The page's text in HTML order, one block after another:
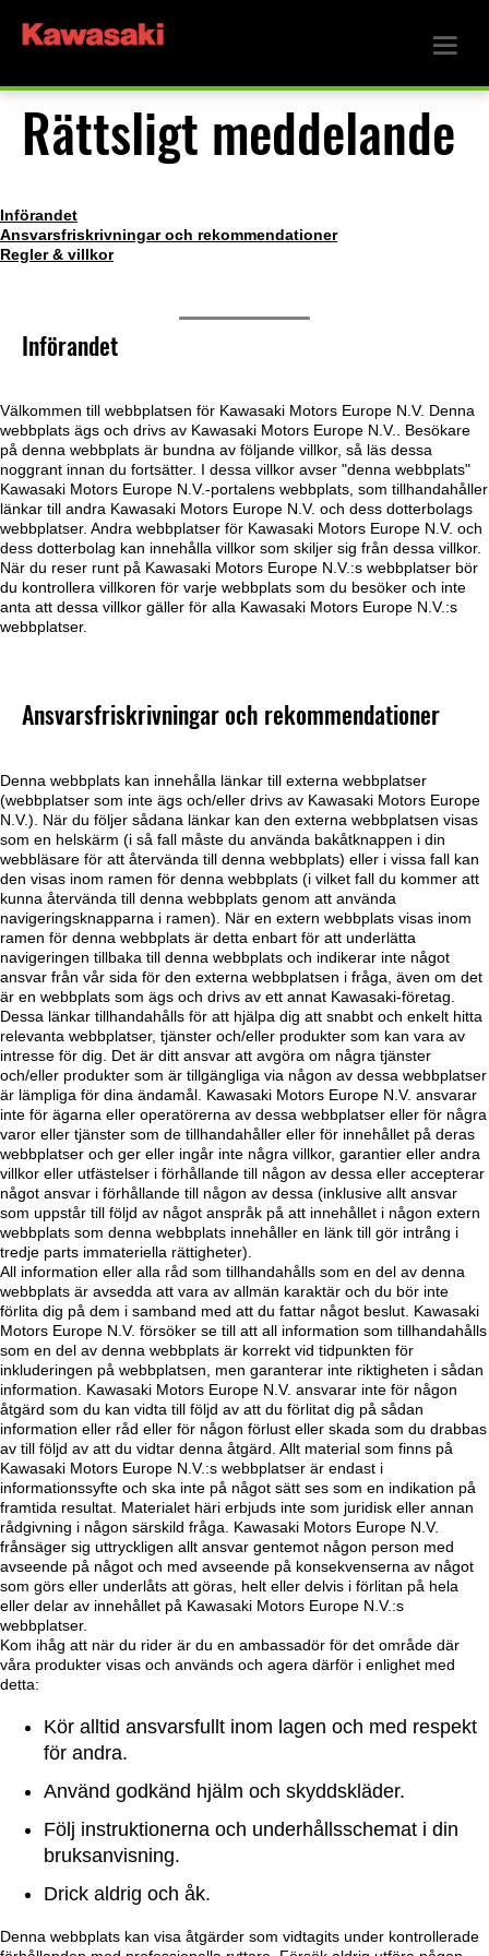
Rättsligt meddelande
Införandet
Ansvarsfriskrivningar och rekommendationer
Regler & villkor
Införandet
Välkommen till webbplatsen för Kawasaki Motors Europe N.V. Denna
webbplats ägs och drivs av Kawasaki Motors Europe N.V.. Besökare
på denna webbplats är bundna av följande villkor, så läs dessa
noggrant innan du fortsätter. I dessa villkor avser "denna webbplats"
Kawasaki Motors Europe N.V.-portalens webbplats, som tillhandahåller
länkar till andra Kawasaki Motors Europe N.V. och dess dotterbolags
webbplatser. Andra webbplatser för Kawasaki Motors Europe N.V. och
dess dotterbolag kan innehålla villkor som skiljer sig från dessa villkor.
När du reser runt på Kawasaki Motors Europe N.V.:s webbplatser bör
du kontrollera villkoren för varje webbplats som du besöker och inte
anta att dessa villkor gäller för alla Kawasaki Motors Europe N.V.:s
webbplatser.
Ansvarsfriskrivningar och rekommendationer
Denna webbplats kan innehålla länkar till externa webbplatser
(webbplatser som inte ägs och/eller drivs av Kawasaki Motors Europe
N.V.). När du följer sådana länkar kan den externa webbplatsen visas
som en helskärm (i så fall måste du använda bakåtknappen i din
webbläsare för att återvända till denna webbplats) eller i vissa fall kan
den visas inom ramen för denna webbplats (i vilket fall du kommer att
kunna återvända till denna webbplats genom att använda
navigeringsknapparna i ramen). När en extern webbplats visas inom
ramen för denna webbplats är detta enbart för att underlätta
navigeringen tillbaka till denna webbplats och indikerar inte något
ansvar från vår sida för den externa webbplatsen i fråga, även om det
är en webbplats som ägs och drivs av ett annat Kawasaki-företag.
Dessa länkar tillhandahålls för att hjälpa dig att snabbt och enkelt hitta
relevanta webbplatser, tjänster och/eller produkter som kan vara av
intresse för dig. Det är ditt ansvar att avgöra om några tjänster
och/eller produkter som är tillgängliga via någon av dessa webbplatser
är lämpliga för dina ändamål. Kawasaki Motors Europe N.V. ansvarar
inte för ägarna eller operatörerna av dessa webbplatser eller för några
varor eller tjänster som de tillhandahåller eller för innehållet på deras
webbplatser och ger eller ingår inte några villkor, garantier eller andra
villkor eller utfästelser i förhållande till någon av dessa eller accepterar
något ansvar i förhållande till någon av dessa (inklusive allt ansvar
som uppstår till följd av något anspråk på att innehållet i någon extern
webbplats som denna webbplats innehåller en länk till gör intrång i
tredje parts immateriella rättigheter).
All information eller alla råd som tillhandahålls som en del av denna
webbplats är avsedda att vara av allmän karaktär och du bör inte
förlita dig på dem i samband med att du fattar något beslut. Kawasaki
Motors Europe N.V. försöker se till att all information som tillhandahålls
som en del av denna webbplats är korrekt vid tidpunkten för
inkluderingen på webbplatsen, men garanterar inte riktigheten i sådan
information. Kawasaki Motors Europe N.V. ansvarar inte för någon
åtgärd som du kan vidta till följd av att du förlitat dig på sådan
information eller råd eller för någon förlust eller skada som du drabbas
av till följd av att du vidtar denna åtgärd. Allt material som finns på
Kawasaki Motors Europe N.V.:s webbplatser är endast i
informationssyfte och ska inte på något sätt ses som en indikation på
framtida resultat. Materialet häri erbjuds inte som juridisk eller annan
rådgivning i någon särskild fråga. Kawasaki Motors Europe N.V.
frånsäger sig uttryckligen allt ansvar gentemot någon person med
avseende på något och med avseende på konsekvenserna av något
som görs eller underlåts att göras, helt eller delvis i förlitan på hela
eller delar av innehållet på Kawasaki Motors Europe N.V.:s
webbplatser.
Kom ihåg att när du rider är du en ambassadör för det område där
våra produkter visas och används och agera därför i enlighet med
detta:
Kör alltid ansvarsfullt inom lagen och med respekt
för andra.
Använd godkänd hjälm och skyddskläder.
Följ instruktionerna och underhållsschemat i din
bruksanvisning.
Drick aldrig och åk.
Denna webbplats kan visa åtgärder som vidtagits under kontrollerade